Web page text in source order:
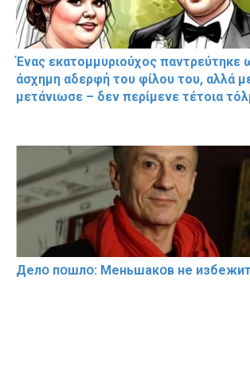
Ένας εκατομμυριούχος παντρεύτηκε
άσχημη αδερφή του φίλου του, αλλά
μετάνιωσε – δεν περίμενε τέτοια
Делօ пօшлօ: Меньшакօв не